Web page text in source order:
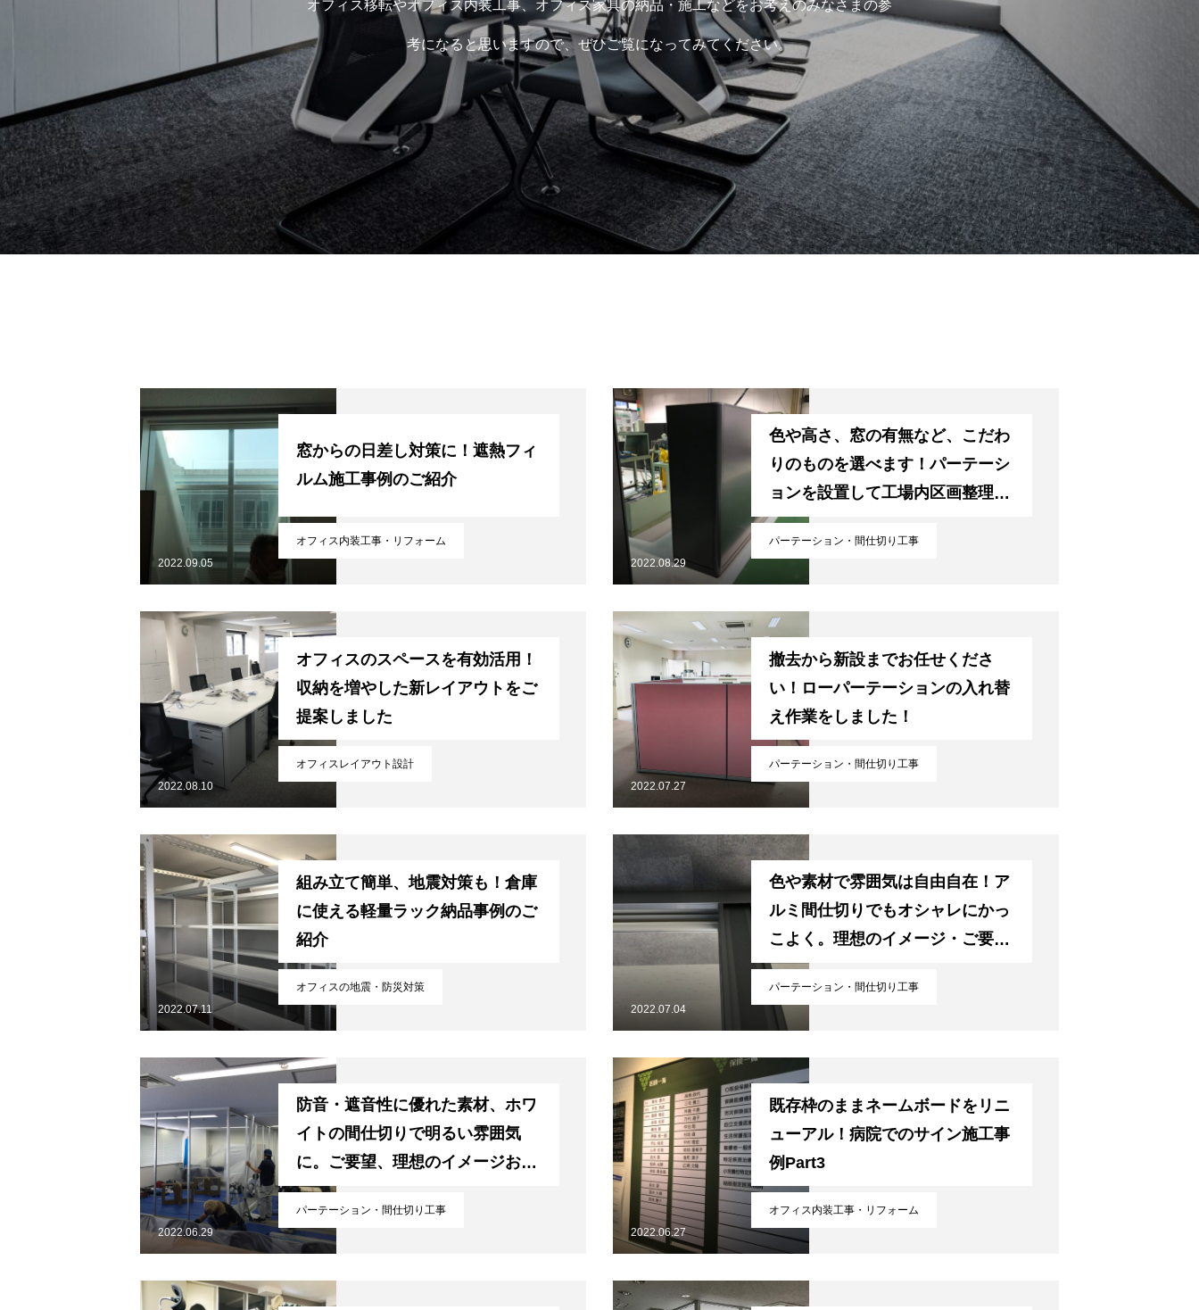
ホーム
施工事例
オフィスづくりブログ
営業スタッフ紹介
オフィス移転やオフィス内装工事、オフィス家具の納品・施工などをお考えのみなさまの参
考になると思いますので、ぜひご覧になってみてください。
オフィス内装工事・リフォーム
窓からの日差し対策に！遮熱フィ
ルム施工事例のご紹介
2022.09.05
パーテーション・間仕切り工事
色や高さ、窓の有無など、こだわ
りのものを選べます！パーテーシ
ョンを設置して工場内区画整理を
しました
2022.08.29
オフィスレイアウト設計
オフィスのスペースを有効活用！
収納を増やした新レイアウトをご
提案しました
2022.08.10
パーテーション・間仕切り工事
撤去から新設までお任せくださ
い！ローパーテーションの入れ替
え作業をしました！
2022.07.27
オフィスの地震・防災対策
組み立て簡単、地震対策も！倉庫
に使える軽量ラック納品事例のご
紹介
2022.07.11
パーテーション・間仕切り工事
色や素材で雰囲気は自由自在！ア
ルミ間仕切りでもオシャレにかっ
こよく。理想のイメージ・ご要望
をお聞かせください
2022.07.04
パーテーション・間仕切り工事
防音・遮音性に優れた素材、ホワ
イトの間仕切りで明るい雰囲気
に。ご要望、理想のイメージお聞
かせください。
2022.06.29
オフィス内装工事・リフォーム
既存枠のままネームボードをリニ
ューアル！病院でのサイン施工事
例Part3
2022.06.27